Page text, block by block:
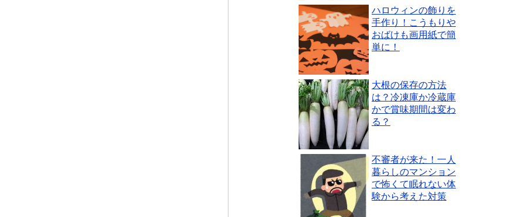
ハロウィンの飾りを
手作り！こうもりや
おばけも画用紙で簡
単に！
大根の保存の方法
は？冷凍庫か冷蔵庫
かで賞味期間は変わ
る？
不審者が来た！一人
暮らしのマンション
で怖くて眠れない体
験から考えた対策